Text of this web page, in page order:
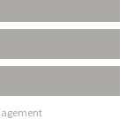
de Vente